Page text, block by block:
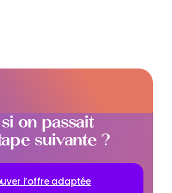
on passait
suivante ?
l’offre adaptée